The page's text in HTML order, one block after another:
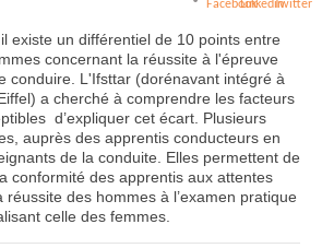
existe un différentiel de 10 points entre
concernant la réussite à l'épreuve
conduire. L'Ifsttar (dorénavant intégré à
a cherché à comprendre les facteurs
d’expliquer cet écart. Plusieurs
auprès des apprentis conducteurs en
de la conduite. Elles permettent de
conformité des apprentis aux attentes
des hommes à l’examen pratique
celle des femmes.